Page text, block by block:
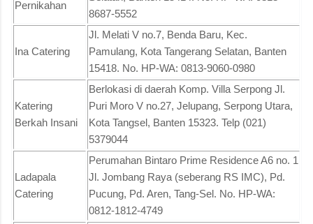
Pernikahan
8687-5552
Ina Catering
Jl. Melati V no.7, Benda Baru, Kec.
Pamulang, Kota Tangerang Selatan, Banten
15418. No. HP-WA: 0813-9060-0980
Katering
Berkah Insani
Berlokasi di daerah Komp. Villa Serpong Jl.
Puri Moro V no.27, Jelupang, Serpong Utara,
Kota Tangsel, Banten 15323. Telp (021)
5379044
Ladapala
Catering
Perumahan Bintaro Prime Residence A6 no. 1
Jl. Jombang Raya (seberang RS IMC), Pd.
Pucung, Pd. Aren, Tang-Sel. No. HP-WA:
0812-1812-4749